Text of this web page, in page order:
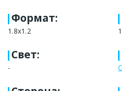
Формат:
1.8x1.2
Свет:
-